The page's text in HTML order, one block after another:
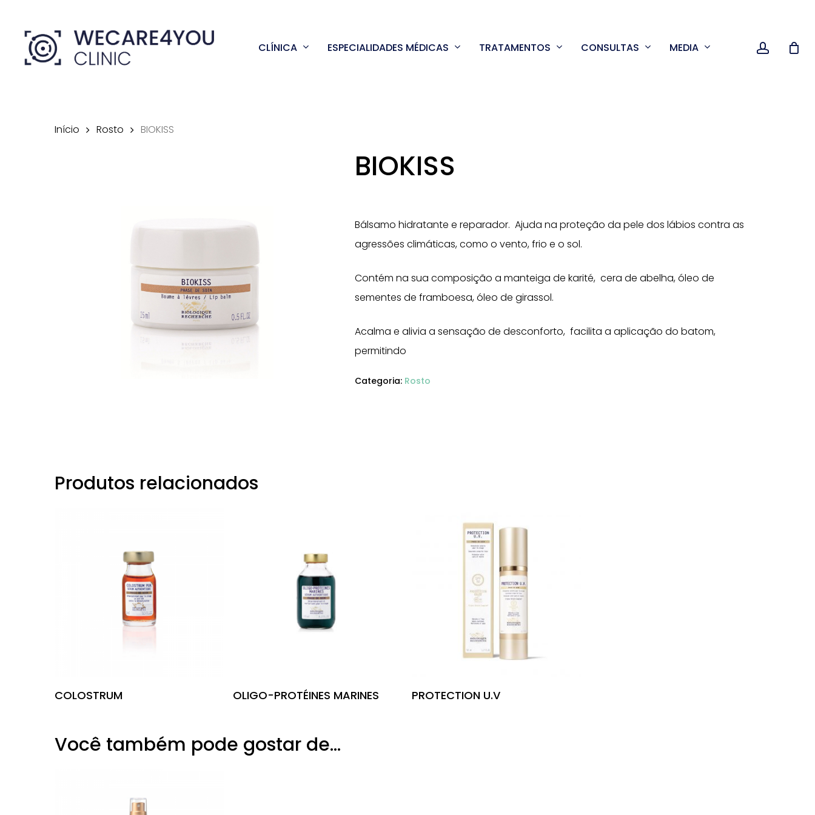
content
CLÍNICA ESPECIALIDADES MÉDICAS TRATAMENTOS CONSULTAS MEDIA
Início Rosto BIOKISS
BIOKISS
Bálsamo hidratante e reparador. Ajuda na proteção da pele dos lábios contra as
agressões climáticas, como o vento, frio e o sol.
Contém na sua composição a manteiga de karité, cera de abelha, óleo de
sementes de framboesa, óleo de girassol.
Acalma e alivia a sensação de desconforto, facilita a aplicação do batom,
permitindo
Categoria: Rosto
Produtos relacionados
Leia Mais
COLOSTRUM Leia Mais
OLIGO-PROTÉINES MARINES Leia Mais
PROTECTION U.V
Você também pode gostar de…